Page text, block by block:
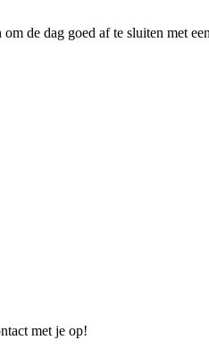
de dag goed af te sluiten met
met je op!